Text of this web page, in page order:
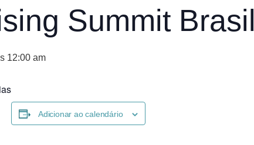
Summit Brasil
12:00 am
Adicionar ao calendário